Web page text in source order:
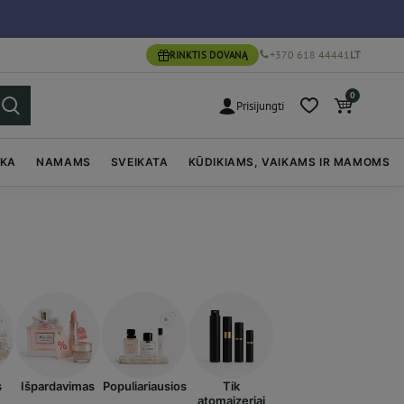
RINKTIS DOVANĄ +370 618 44441LT
Prisijungti
0
NAMAMS SVEIKATA KŪDIKIAMS, VAIKAMS IR MAMOMS
Išpardavimas Populiariausios
Tik
atomaizeriai